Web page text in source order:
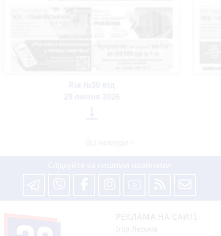
РЕКЛАМА НА САЙТІ
Ігор Леськів